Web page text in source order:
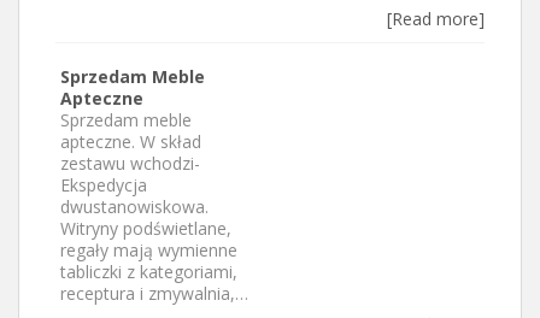
[Read more]
Sprzedam Meble
Apteczne
Sprzedam meble
apteczne. W skład
zestawu wchodzi-
Ekspedycja
dwustanowiskowa.
Witryny podświetlane,
regały mają wymienne
tabliczki z kategoriami,
receptura i zmywalnia,…